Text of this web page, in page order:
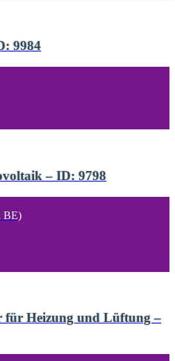
9984
– ID: 9798
BE)
für Heizung und Lüftung –